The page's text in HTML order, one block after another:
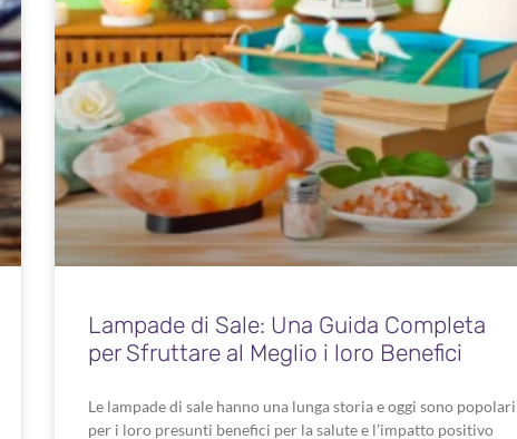
Lampade di Sale: Una Guida Completa
per Sfruttare al Meglio i loro Benefici
Le lampade di sale hanno una lunga storia e oggi sono popolari
per i loro presunti benefici per la salute e l’impatto positivo